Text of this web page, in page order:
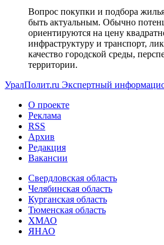
Вопрос покупки и подбора
быть актуальным. Обычно
ориентируются на цену
инфраструктуру и транспорт,
качество городской среды,
территории.
УралПолит.ru Экспертный
О проекте
Реклама
RSS
Архив
Редакция
Вакансии
Свердловская область
Челябинская область
Курганская область
Тюменская область
ХМАО
ЯНАО